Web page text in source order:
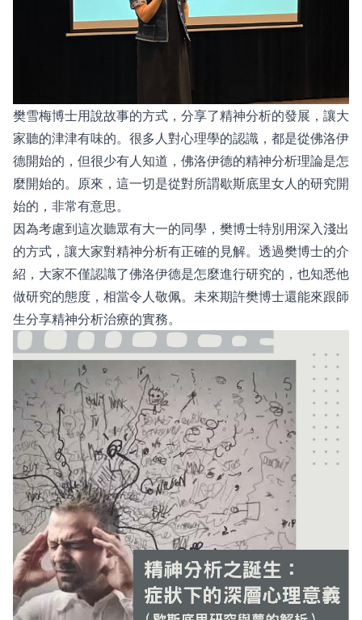
樊雪梅博士用說故事的方式，分享了精神分析的發展，讓大
家聽的津津有味的。很多人對心理學的認識，都是從佛洛伊
德開始的，但很少有人知道，佛洛伊德的精神分析理論是怎
麼開始的。原來，這一切是從對所謂歇斯底里女人的研究開
始的，非常有意思。
因為考慮到這次聽眾有大一的同學，樊博士特別用深入淺出
的方式，讓大家對精神分析有正確的見解。透過樊博士的介
紹，大家不僅認識了佛洛伊德是怎麼進行研究的，也知悉他
做研究的態度，相當令人敬佩。未來期許樊博士還能來跟師
生分享精神分析治療的實務。